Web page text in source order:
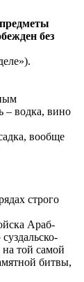
без
– водка, вино
вообще
строго
Араб-
той самой
битвы,